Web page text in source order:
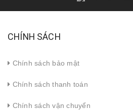
CHÍNH SÁCH
Chính sách bảo mật
Chính sách thanh toán
Chính sách vận chuyển